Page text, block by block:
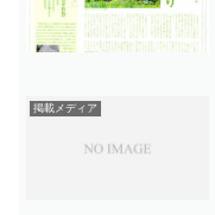
掲載メディア